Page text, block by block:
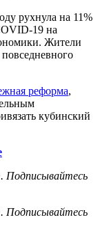
рухнула на 11%
19 на
Жители
реформа,
кубинский
Подписывайтесь
Подписывайтесь